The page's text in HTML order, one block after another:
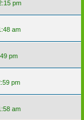
pm
am
pm
pm
am